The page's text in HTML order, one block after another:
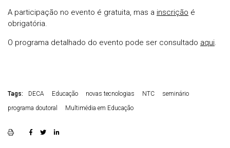
A participação no evento é gratuita, mas a inscrição é
obrigatória.
O programa detalhado do evento pode ser consultado aqui.
Tags: DECA Educação novas tecnologias NTC
seminário
programa doutoral
Multimédia em Educação